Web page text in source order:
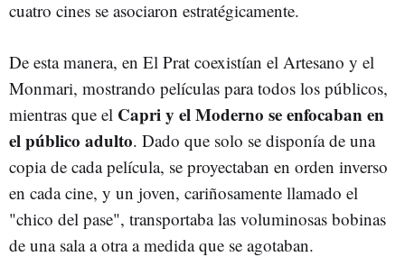
cuatro cines se asociaron estratégicamente.
De esta manera, en El Prat coexistían el Artesano y el
Monmari, mostrando películas para todos los públicos,
mientras que el Capri y el Moderno se enfocaban en
el público adulto. Dado que solo se disponía de una
copia de cada película, se proyectaban en orden inverso
en cada cine, y un joven, cariñosamente llamado el
"chico del pase", transportaba las voluminosas bobinas
de una sala a otra a medida que se agotaban.